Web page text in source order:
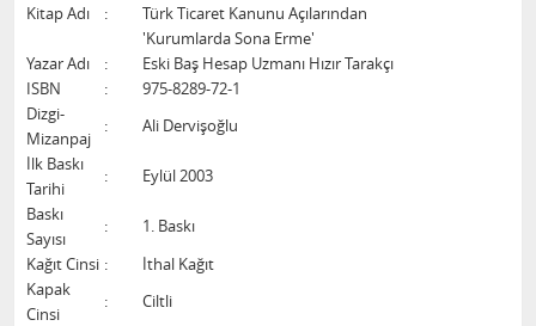
Kitap Adı :
Türk Ticaret Kanunu Açılarından
'Kurumlarda Sona Erme'
Yazar Adı
:
Eski Baş Hesap Uzmanı Hızır Tarakçı
ISBN
:
975-8289-72-1
Dizgi-
Mizanpaj
:
Ali Dervişoğlu
İlk Baskı
Tarihi
:
Eylül 2003
Baskı
Sayısı
:
1. Baskı
Kağıt Cinsi :
İthal Kağıt
Kapak
Cinsi
:
Ciltli